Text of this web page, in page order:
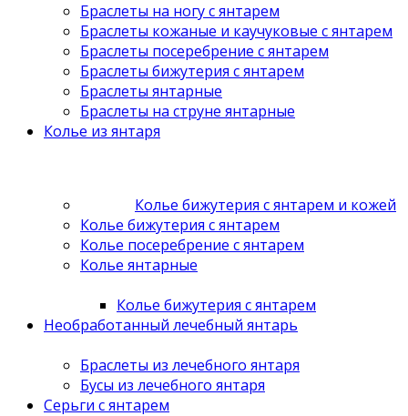
Браслеты на ногу с янтарем
Браслеты кожаные и каучуковые с янтарем
Браслеты посеребрение с янтарем
Браслеты бижутерия с янтарем
Браслеты янтарные
Браслеты на струне янтарные
Колье из янтаря
Колье бижутерия с янтарем и кожей
Колье бижутерия с янтарем
Колье посеребрение с янтарем
Колье янтарные
Колье бижутерия с янтарем
Необработанный лечебный янтарь
Браслеты из лечебного янтаря
Бусы из лечебного янтаря
Серьги с янтарем